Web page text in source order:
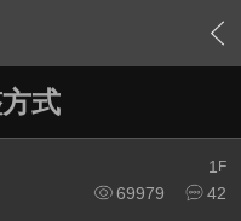
› 內容
式
1 F
69979
42